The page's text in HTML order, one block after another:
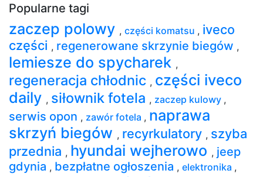
Popularne tagi
zaczep polowy , części komatsu , iveco
części , regenerowane skrzynie biegów ,
lemiesze do spycharek ,
regeneracja chłodnic , części iveco
daily , siłownik fotela , zaczep kulowy ,
serwis opon , zawór fotela , naprawa
skrzyń biegów , recyrkulatory , szyba
przednia , hyundai wejherowo , jeep
gdynia , bezpłatne ogłoszenia , elektronika ,